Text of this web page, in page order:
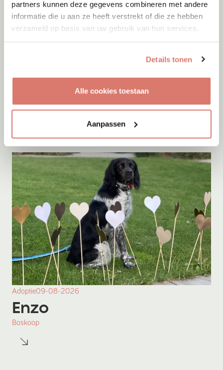
partners kunnen deze gegevens combineren met andere
informatie die u aan ze heeft verstrekt of die ze hebben
verzameld op basis van uw gebruik van hun services.
Details tonen
Alle cookies toestaan
Aanpassen
Adoptie
Amersfoort
Adoptie09-08-2026
Enzo
Boskoop